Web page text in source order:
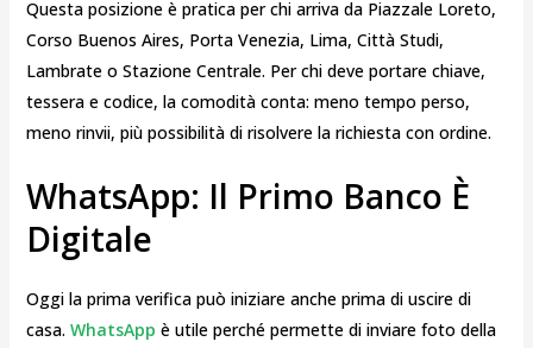
Questa posizione è pratica per chi arriva da Piazzale Loreto,
Corso Buenos Aires, Porta Venezia, Lima, Città Studi,
Lambrate o Stazione Centrale. Per chi deve portare chiave,
tessera e codice, la comodità conta: meno tempo perso,
meno rinvii, più possibilità di risolvere la richiesta con ordine.
WhatsApp: Il Primo Banco È
Digitale
Oggi la prima verifica può iniziare anche prima di uscire di
casa. WhatsApp è utile perché permette di inviare foto della